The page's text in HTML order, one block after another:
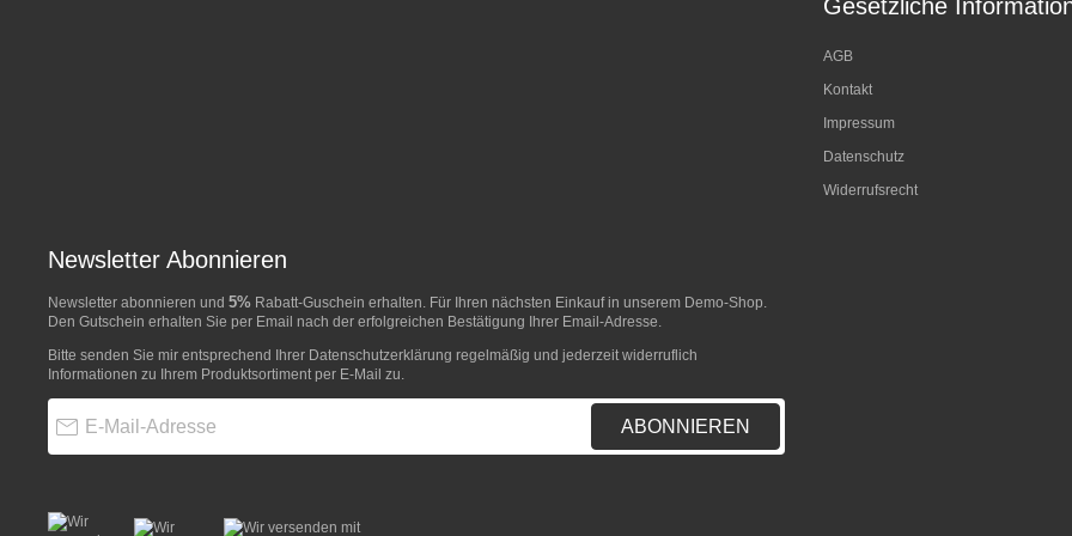
Gesetzliche
AGB
Kontakt
Impressum
Datenschutz
Widerrufsrecht
Newsletter Abonnieren
Newsletter abonnieren und 5% Rabatt-Guschein erhalten. Für Ihren nächsten Einkauf in unserem Demo-Shop.
Den Gutschein erhalten Sie per Email nach der erfolgreichen Bestätigung Ihrer Email-Adresse.
Bitte senden Sie mir entsprechend Ihrer Datenschutzerklärung regelmäßig und jederzeit widerruflich
Informationen zu Ihrem Produktsortiment per E-Mail zu.
ABONNIEREN